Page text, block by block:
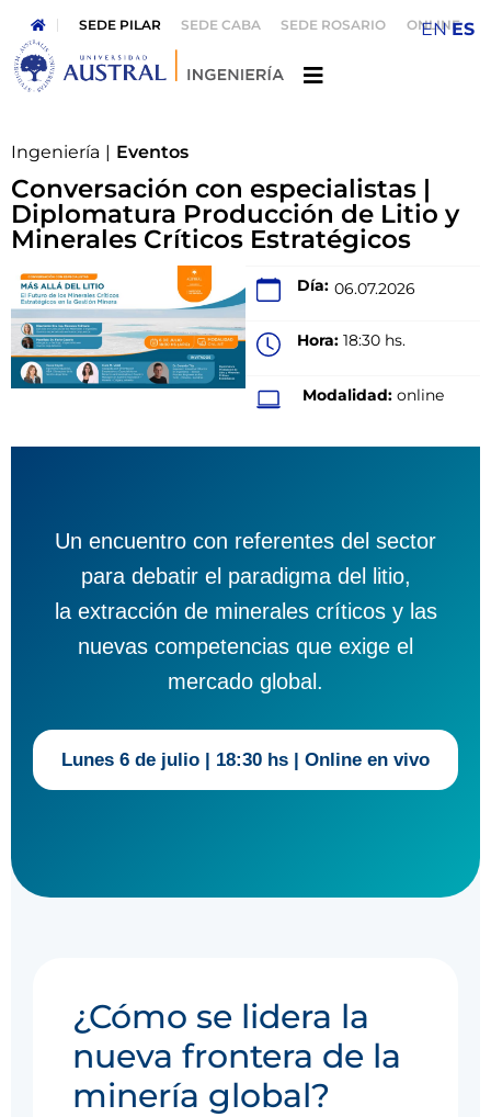
SEDE PILAR SEDE CABA SEDE ROSARIO ONLINE
Ingeniería | Eventos
Conversación con especialistas |
Diplomatura Producción de Litio y
Minerales Críticos Estratégicos
Día: 06.07.2026
Hora: 18:30 hs.
Modalidad: online
Un encuentro con referentes del sector
para debatir el paradigma del litio,
la extracción de minerales críticos y las
nuevas competencias que exige el
mercado global.
Lunes 6 de julio | 18:30 hs | Online en vivo
¿Cómo se lidera la
nueva frontera de la
minería global?
EN ES